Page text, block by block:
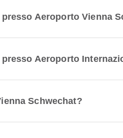
Aeroporto Vienna
Aeroporto
Schwechat?